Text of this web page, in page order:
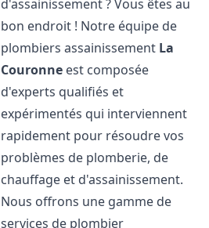
d'assainissement ? Vous êtes au
bon endroit ! Notre équipe de
plombiers assainissement La
Couronne est composée
d'experts qualifiés et
expérimentés qui interviennent
rapidement pour résoudre vos
problèmes de plomberie, de
chauffage et d'assainissement.
Nous offrons une gamme de
services de plombier